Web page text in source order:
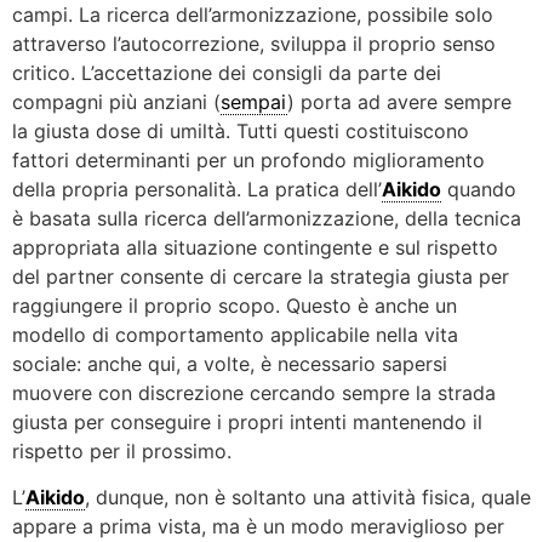
campi. La ricerca dell’armonizzazione, possibile solo
attraverso l’autocorrezione, sviluppa il proprio senso
critico. L’accettazione dei consigli da parte dei
compagni più anziani (sempai) porta ad avere sempre
la giusta dose di umiltà. Tutti questi costituiscono
fattori determinanti per un profondo miglioramento
della propria personalità. La pratica dell’Aikido quando
è basata sulla ricerca dell’armonizzazione, della tecnica
appropriata alla situazione contingente e sul rispetto
del partner consente di cercare la strategia giusta per
raggiungere il proprio scopo. Questo è anche un
modello di comportamento applicabile nella vita
sociale: anche qui, a volte, è necessario sapersi
muovere con discrezione cercando sempre la strada
giusta per conseguire i propri intenti mantenendo il
rispetto per il prossimo.
L’Aikido, dunque, non è soltanto una attività fisica, quale
appare a prima vista, ma è un modo meraviglioso per